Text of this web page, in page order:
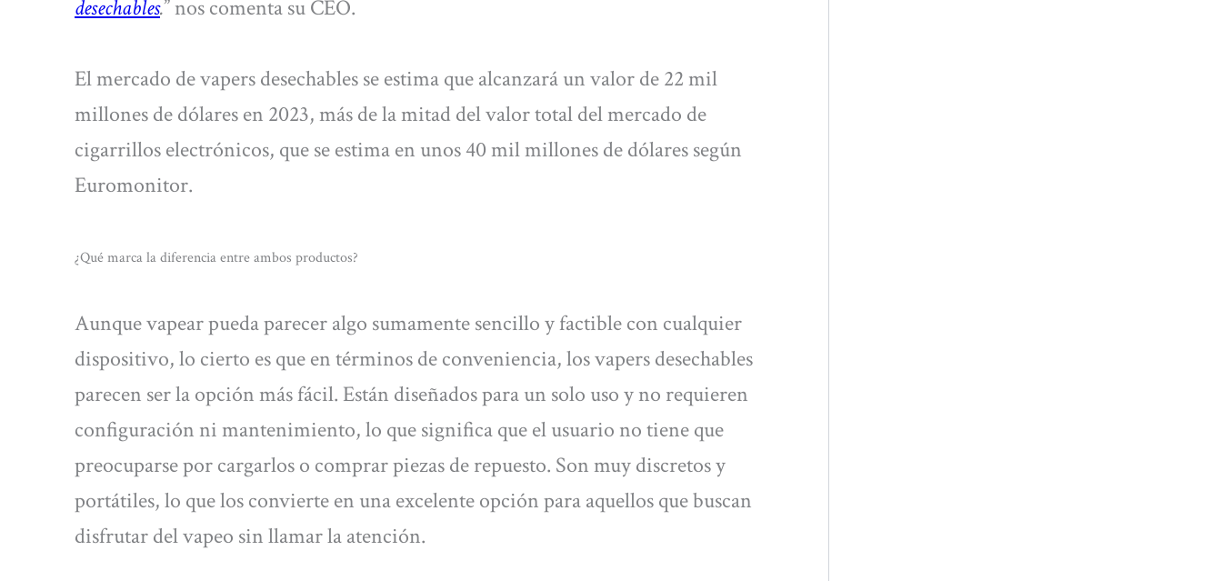
desechables.” nos comenta su CEO.
El mercado de vapers desechables se estima que alcanzará un valor de 22 mil
millones de dólares en 2023, más de la mitad del valor total del mercado de
cigarrillos electrónicos, que se estima en unos 40 mil millones de dólares según
Euromonitor.
¿Qué marca la diferencia entre ambos productos?
Aunque vapear pueda parecer algo sumamente sencillo y factible con cualquier
dispositivo, lo cierto es que en términos de conveniencia, los vapers desechables
parecen ser la opción más fácil. Están diseñados para un solo uso y no requieren
configuración ni mantenimiento, lo que significa que el usuario no tiene que
preocuparse por cargarlos o comprar piezas de repuesto. Son muy discretos y
portátiles, lo que los convierte en una excelente opción para aquellos que buscan
disfrutar del vapeo sin llamar la atención.